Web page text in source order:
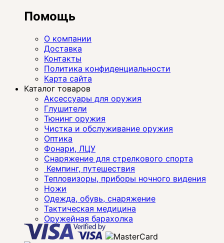
Помощь
О компании
Доставка
Контакты
Политика конфиденциальности
Карта сайта
Каталог товаров
Аксессуары для оружия
Глушители
Тюнинг оружия
Чистка и обслуживание оружия
Оптика
Фонари, ЛЦУ
Снаряжение для стрелкового спорта
Кемпинг, путешествия
Тепловизоры, приборы ночного видения
Ножи
Одежда, обувь, снаряжение
Тактическая медицина
Оружейная барахолка